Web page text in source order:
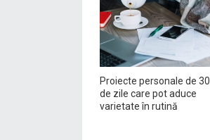
Proiecte personale de 30
de zile care pot aduce
varietate în rutină